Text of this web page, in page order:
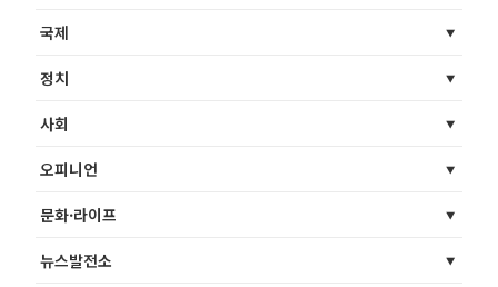
국제
정치
사회
오피니언
문화·라이프
뉴스발전소